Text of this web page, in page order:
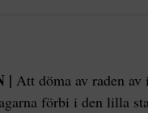
| Att döma av raden av
förbi i den lilla